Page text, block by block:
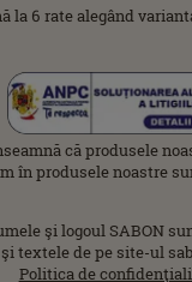
6 rate alegând
că produsele
în produsele noastre
şi logoul SABON
textele de pe site-ul
Politica de